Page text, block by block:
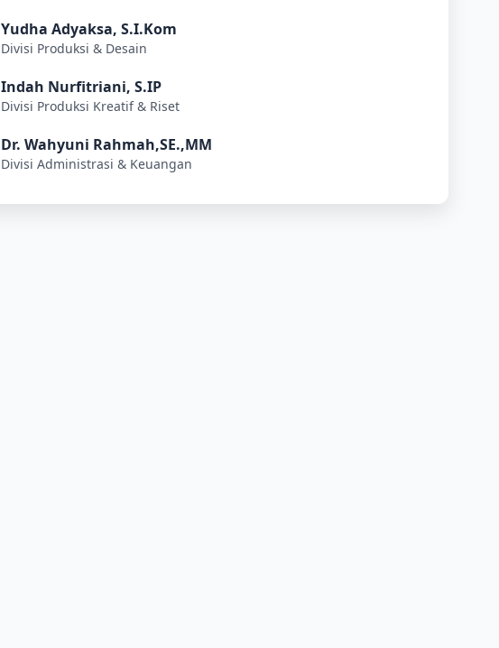
Yudha Adyaksa, S.I.Kom
Divisi Produksi & Desain
Indah Nurfitriani, S.IP
Divisi Produksi Kreatif & Riset
Dr. Wahyuni Rahmah,SE.,MM
Divisi Administrasi & Keuangan